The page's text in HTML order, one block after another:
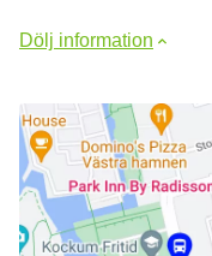
Dölj information